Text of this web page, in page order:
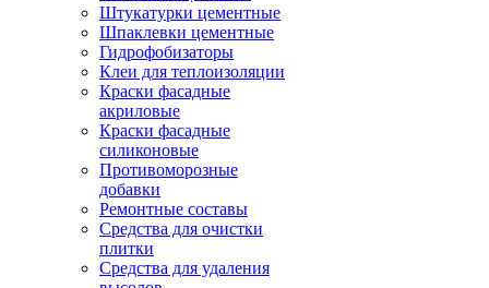
Штукатурки цементные
Шпаклевки цементные
Гидрофобизаторы
Клеи для теплоизоляции
Краски фасадные
акриловые
Краски фасадные
силиконовые
Противоморозные
добавки
Ремонтные составы
Средства для очистки
плитки
Средства для удаления